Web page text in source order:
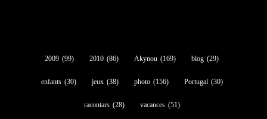
2009 (99) 2010 (86) Akynou (169) blog (29)
enfants (30) jeux (38) photo (156) Portugal (30)
racontars (28) vacances (51)